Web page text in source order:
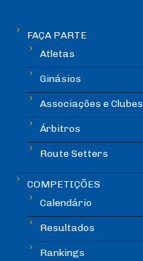
FAÇA PARTE
Atletas
Ginásios
Associações e Clubes
Árbitros
Route Setters
COMPETIÇÕES
Calendário
Resultados
Rankings